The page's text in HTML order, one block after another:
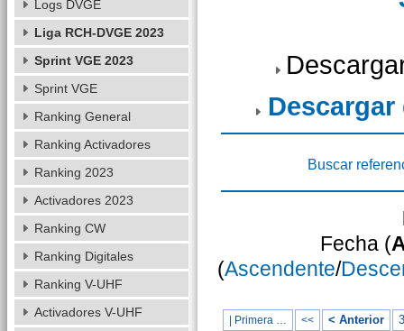
Descargar
Buscar
Fecha (
(Ascendente/
| Primera … << < Anterior
Logs DVGE
Liga RCH-DVGE 2023
Sprint VGE 2023
Sprint VGE
Ranking General
Ranking Activadores
Ranking 2023
Activadores 2023
Ranking CW
Ranking Digitales
Ranking V-UHF
Activadores V-UHF